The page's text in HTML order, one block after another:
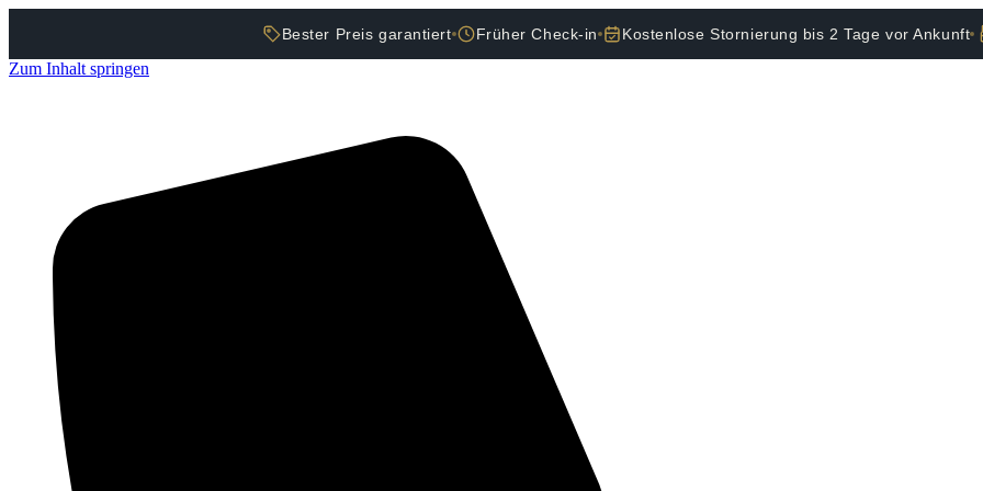
Bester Preis garantiert Früher Check-in Kostenlose Stornierung bis 2 Tage vor Ankunft
Zum Inhalt springen